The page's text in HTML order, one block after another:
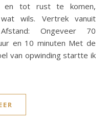
en tot rust te komen,
wils. Vertrek vanuit
Ongeveer 70
en 10 minuten Met de
van opwinding startte ik